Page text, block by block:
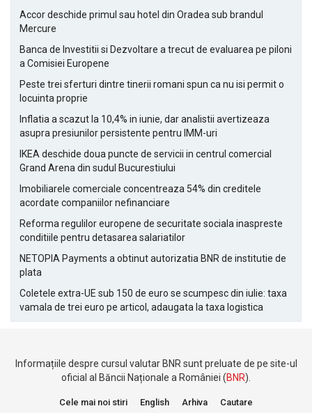
Accor deschide primul sau hotel din Oradea sub brandul
Mercure
Banca de Investitii si Dezvoltare a trecut de evaluarea pe piloni
a Comisiei Europene
Peste trei sferturi dintre tinerii romani spun ca nu isi permit o
locuinta proprie
Inflatia a scazut la 10,4% in iunie, dar analistii avertizeaza
asupra presiunilor persistente pentru IMM-uri
IKEA deschide doua puncte de servicii in centrul comercial
Grand Arena din sudul Bucurestiului
Imobiliarele comerciale concentreaza 54% din creditele
acordate companiilor nefinanciare
Reforma regulilor europene de securitate sociala inaspreste
conditiile pentru detasarea salariatilor
NETOPIA Payments a obtinut autorizatia BNR de institutie de
plata
Coletele extra-UE sub 150 de euro se scumpesc din iulie: taxa
vamala de trei euro pe articol, adaugata la taxa logistica
Informațiile despre cursul valutar BNR sunt preluate de pe site-ul
oficial al Băncii Naționale a României (BNR).
Cele mai noi stiri English Arhiva Cautare